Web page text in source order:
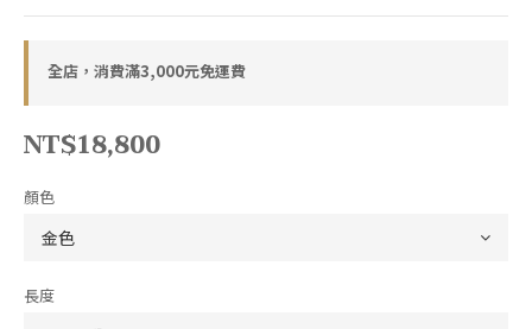
全店，消費滿3,000元免運費
NT$18,800
顏色
長度